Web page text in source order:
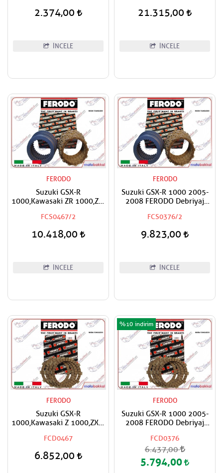
2.374,00
İNCELE
21.315,00
İNCELE
FERODO
Suzuki GSX-R
1000,Kawasaki ZR 1000,ZX-
Debriyaj Balata ve Sac
Takımı
FCS0467/2
10.418,00
İNCELE
FERODO
Suzuki GSX-R 1000 2005-
2008 FERODO Debriyaj
FCS0376/2
9.823,00
İNCELE
FERODO
Suzuki GSX-R
1000,Kawasaki Z 1000,ZX-9
Debriyaj Balata Takımı
FCD0467
6.852,00
FERODO
Suzuki GSX-R 1000 2005-
2008 FERODO Debriyaj
FCD0376
%10
6.437,00
5.794,00